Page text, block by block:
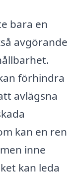
bara en
avgörande
förhindra
avlägsna
kan en ren
inne
kan leda